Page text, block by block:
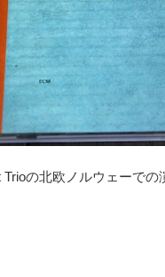
Trioの北欧ノルウェーでの